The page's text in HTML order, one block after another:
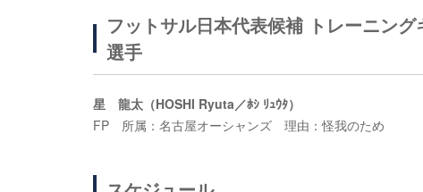
フットサル日本代表候補 トレーニン
選手
星 龍太（HOSHI Ryuta／ﾎｼ ﾘｭｳﾀ）
FP 所属：名古屋オーシャンズ 理由：怪我のため